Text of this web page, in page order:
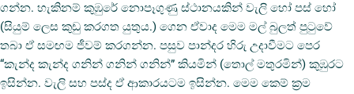
ගන්න. හැකිනම් කුඹුරේ නොපෑගුණු ස්ථානයකින් වැලි හෝ පස් හෝ
(සියුම් ලෙස කුඩු කරගත යුතුය.) ගෙන ඒවාද මෙම මල් බුලත් පුටුවේ
තබා ඒ සමඟම ජීවම් කරගන්න. පසුව පාන්දර හිරු උදාවීමට පෙර
“කැන්ද කැන්ද ගනින් ගනින් ගනින්” කියමින් (තොල් මතුරමින්) කුඹුරට
ඉසින්න. වැලි සහ පස්ද ඒ ආකාරයටම ඉසින්න. මෙම කෙම් ක්‍රම